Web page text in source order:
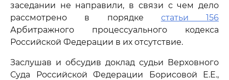
заседании не направили, в связи с чем дело
рассмотрено в порядке статьи 156
Арбитражного процессуального кодекса
Российской Федерации в их отсутствие.
Заслушав и обсудив доклад судьи Верховного
Суда Российской Федерации Борисовой Е.Е.,